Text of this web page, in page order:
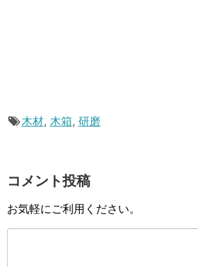
木材, 木箱, 研磨
コメント投稿
お気軽にご利用ください。